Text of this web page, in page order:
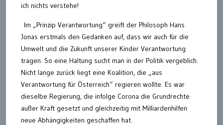
ich nichts verstehe!
Im „Prinzip Verantwortung“ greift der Philosoph Hans
Jonas erstmals den Gedanken auf, dass wir auch für die
Umwelt und die Zukunft unserer Kinder Verantwortung
tragen. So eine Haltung sucht man in der Politik vergeblich.
Nicht lange zurück liegt eine Koalition, die „aus
Verantwortung für Österreich“ regieren wollte. Es war
dieselbe Regierung, die infolge Corona die Grundrechte
außer Kraft gesetzt und gleichzeitig mit Milliardenhilfen
neue Abhängigkeiten geschaffen hat.